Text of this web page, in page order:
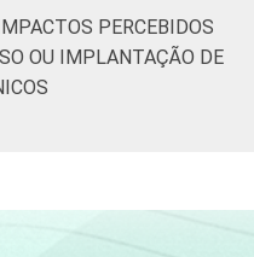
PERCEBIDOS
OU IMPLANTAÇÃO DE